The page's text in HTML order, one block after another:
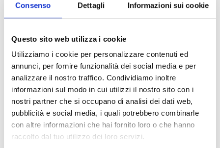
Consenso Dettagli Informazioni sui cookie
Questo sito web utilizza i cookie
Utilizziamo i cookie per personalizzare contenuti ed
annunci, per fornire funzionalità dei social media e per
analizzare il nostro traffico. Condividiamo inoltre
informazioni sul modo in cui utilizzi il nostro sito con i
nostri partner che si occupano di analisi dei dati web,
pubblicità e social media, i quali potrebbero combinarle
con altre informazioni che hai fornito loro o che hanno
raccolto dal tuo utilizzo dei loro servizi.
riuscire a fare meglio dell'anno passato, quando si sono
festeggiati i 50 anni. Ma la Barontini che è andata in scena ieri
Coppa Barontini
07 Giugno 2018
Coppa Barontini, presentato il calendario della
gara e degli eventi collaterali
Ci stiamo avvicinando alla Coppa Ilio Dario Barontini che
quest'anno raggiunge la cinquantunesima edizione. Le gare
saranno il 15 e...
[continua]